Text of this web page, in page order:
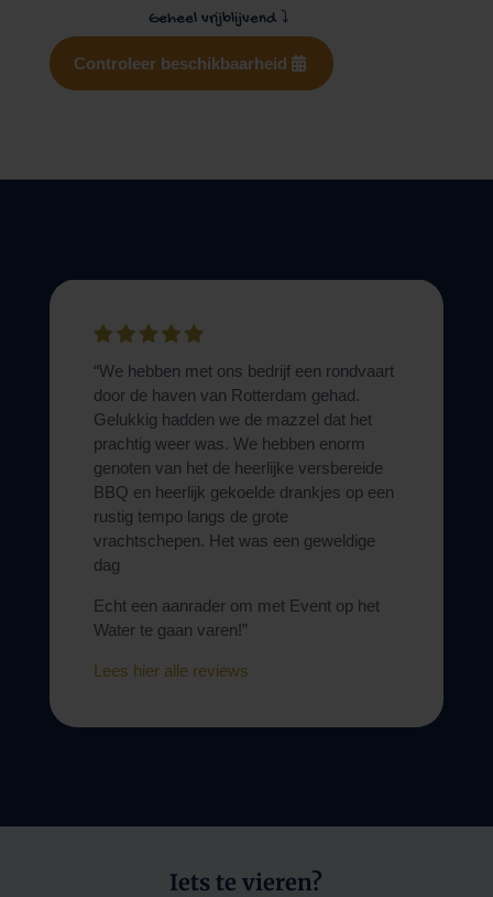
Geheel vrijblijvend ⤵
Controleer beschikbaarheid
“We hebben met ons bedrijf een rondvaart
door de haven van Rotterdam gehad.
Gelukkig hadden we de mazzel dat het
prachtig weer was. We hebben enorm
genoten van het de heerlijke versbereide
BBQ en heerlijk gekoelde drankjes op een
rustig tempo langs de grote
vrachtschepen. Het was een geweldige
dag
Echt een aanrader om met Event op het
Water te gaan varen!”
Lees hier alle reviews
Iets te vieren?